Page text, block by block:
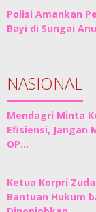
Polisi Amankan
Bayi di Sungai
NASIONAL
Mendagri Minta
Efisiensi, Jangan
OP…
Ketua Korpri
Bantuan Hukum